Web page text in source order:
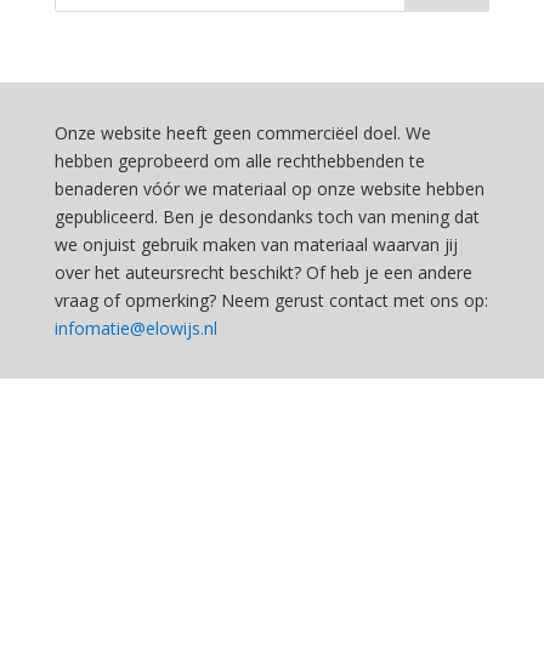
Onze website heeft geen commerciëel doel. We
hebben geprobeerd om alle rechthebbenden te
benaderen vóór we materiaal op onze website hebben
gepubliceerd. Ben je desondanks toch van mening dat
we onjuist gebruik maken van materiaal waarvan jij
over het auteursrecht beschikt? Of heb je een andere
vraag of opmerking? Neem gerust contact met ons op:
infomatie@elowijs.nl